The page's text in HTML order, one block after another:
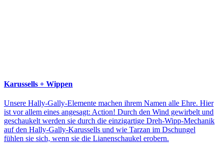
Karussells + Wippen
Unsere Hally-Gally-Elemente machen ihrem Namen alle Ehre. Hier
ist vor allem eines angesagt: Action! Durch den Wind gewirbelt und
geschaukelt werden sie durch die einzigartige Dreh-Wipp-Mechanik
auf den Hally-Gally-Karussells und wie Tarzan im Dschungel
fühlen sie sich, wenn sie die Lianenschaukel erobern.